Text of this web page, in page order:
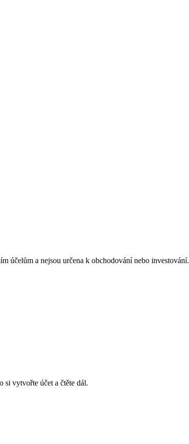
účelům a nejsou určena k obchodování nebo investování.
si vytvořte účet a čtěte dál.